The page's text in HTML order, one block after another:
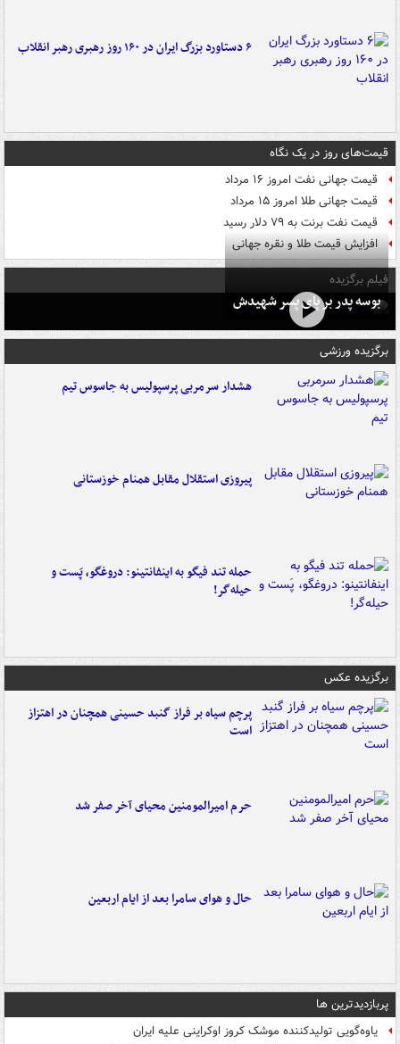
۶ دستاورد بزرگ ایران در ۱۶۰ روز رهبری رهبر انقلاب
قیمت‌های روز در یک نگاه
قیمت جهانی نفت امروز ۱۶ مرداد
قیمت جهانی طلا امروز ۱۵ مرداد
قیمت نفت برنت به ۷۹ دلار رسید
افزایش قیمت طلا و نقره جهانی
فیلم برگزیده
بوسه‌ پدر بر پای پسر شهیدش
برگزیده ورزشی
هشدار سرمربی پرسپولیس به جاسوس تیم
پیروزی استقلال مقابل همنام خوزستانی
حمله تند فیگو به اینفانتینو: دروغگو، پَست‌ و
حیله‌گر!
برگزیده عکس
پرچم سیاه بر فراز گنبد حسینی همچنان در اهتزاز
است
حرم امیرالمومنین محیای آخر صفر شد
حال و هوای سامرا بعد از ایام اربعین
پربازدیدترین ها
یاوه‌گویی تولیدکننده موشک کروز اوکراینی علیه ایران